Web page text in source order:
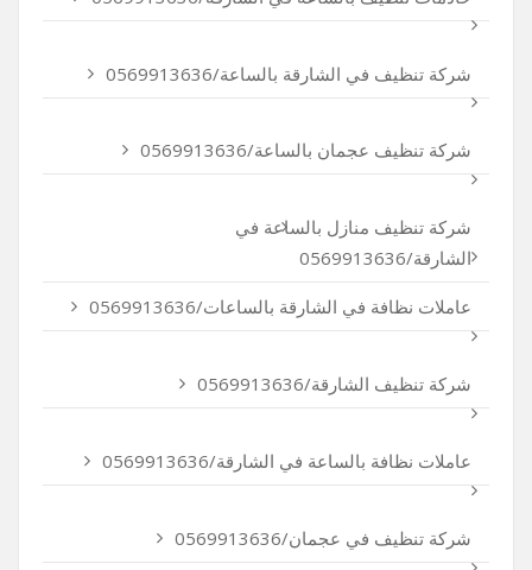
شركة تنظيف في الشارقة بالساعة/0569913636
شركة تنظيف عجمان بالساعة/0569913636
شركة تنظيف منازل بالساعة في
الشارقة/0569913636
عاملات نظافة في الشارقة بالساعات/0569913636
شركة تنظيف الشارقة/0569913636
عاملات نظافة بالساعة في الشارقة/0569913636
شركة تنظيف في عجمان/0569913636